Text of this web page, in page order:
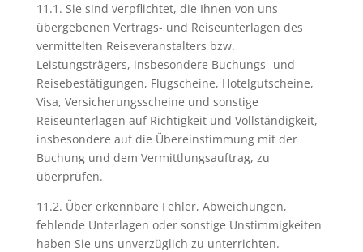
11.1. Sie sind verpflichtet, die Ihnen von uns
übergebenen Vertrags- und Reiseunterlagen des
vermittelten Reiseveranstalters bzw.
Leistungsträgers, insbesondere Buchungs- und
Reisebestätigungen, Flugscheine, Hotelgutscheine,
Visa, Versicherungsscheine und sonstige
Reiseunterlagen auf Richtigkeit und Vollständigkeit,
insbesondere auf die Übereinstimmung mit der
Buchung und dem Vermittlungsauftrag, zu
überprüfen.
11.2. Über erkennbare Fehler, Abweichungen,
fehlende Unterlagen oder sonstige Unstimmigkeiten
haben Sie uns unverzüglich zu unterrichten.